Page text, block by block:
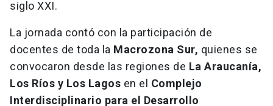
siglo XXI.
La jornada contó con la participación de
docentes de toda la Macrozona Sur, quienes se
convocaron desde las regiones de La Araucanía,
Los Ríos y Los Lagos en el Complejo
Interdisciplinario para el Desarrollo